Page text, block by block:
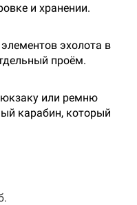
и хранении.
эхолота в
проём.
или ремню
карабин, который